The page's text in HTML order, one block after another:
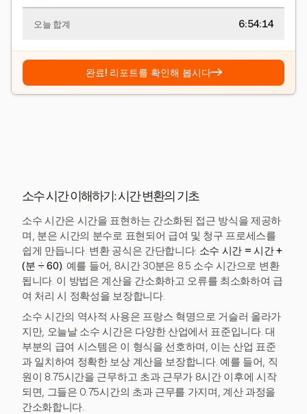
오늘 합계 6:54:15
완료! 리포트를 확인해 봅시다→
소수 시간 이해하기: 시간 변환의 기초
소수 시간은 시간을 표현하는 간소화된 접근 방식을 제공하
며, 분은 시간의 분수로 표현되어 급여 및 청구 프로세스를
쉽게 만듭니다. 변환 공식은 간단합니다: 소수 시간 = 시간 +
(분 ÷ 60). 예를 들어, 8시간 30분은 8.5 소수 시간으로 변환
됩니다. 이 방법은 계산을 간소화하고 오류를 최소화하여 급
여 처리 시 정확성을 보장합니다.
소수 시간의 역사적 사용은 프랑스 혁명으로 거슬러 올라가
지만, 오늘날 소수 시간은 다양한 산업에서 표준입니다. 대
부분의 급여 시스템은 이 형식을 선호하며, 이는 산업 표준
과 일치하여 정확한 보상 계산을 보장합니다. 예를 들어, 직
원이 8.75시간을 근무하고 초과 근무가 8시간 이후에 시작
되면, 그들은 0.75시간의 초과 근무를 가지며, 계산 과정을
간소화합니다.